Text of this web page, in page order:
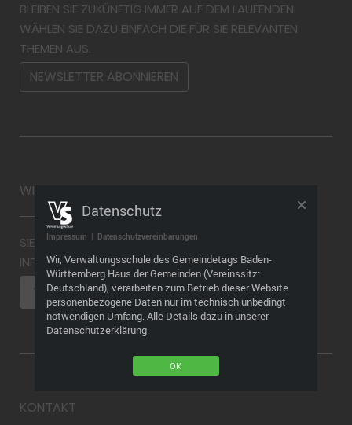
BLEIBEN SIE ZUKÜNFTIG IMMER AUF DEM LAUFENDEN.
WÄHLEN SIE DAZU EINFACH DIE FÜR SIE RELEVANTEN
THEMEN AUS.
NEWSLETTER ABONNIEREN
WIDERRUF
SIE MÖCHTEN EINEN WIDERRUF ABGEBEN? WEITERE
INFORMATIONEN FINDEN SIE HIER
VERTRAG WIDERRUFEN
KONTAKT
Datenschutz
Impressum | Datenschutzvereinbarungen
Wir, Verwaltungsschule des Gemeindetags Baden-
Württemberg Haus der Gemeinden (Vereinssitz:
Deutschland), verarbeiten zum Betrieb dieser Website
personenbezogene Daten nur im technisch unbedingt
notwendigen Umfang. Alle Details dazu in unserer
Datenschutzerklärung.
OK